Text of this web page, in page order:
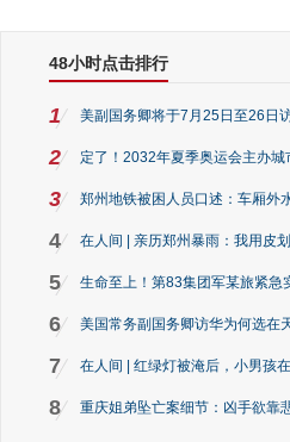
48小时点击排行
1 美副国务卿将于7月25日至26日
2 定了！2032年夏季奥运会主办
3 郑州地铁被困人员口述：车厢外
4 在人间 | 亲历郑州暴雨：我用皮
5 生命至上！第83集团军某旅紧急
6 美国常务副国务卿访华为何选在
7 在人间 | 红绿灯被淹后，小男孩
8 重庆姐弟坠亡案细节：凶手欲靠